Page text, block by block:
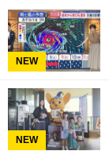
NEW
NEW